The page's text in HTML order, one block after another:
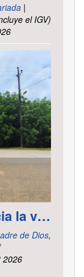
|
el IGV)
Inmueble con frontis hacia la vía al aeropuerto, es un terreno de forma irregular, cuenta con carretera asfaltada ubicado en la Av. Elmer Faucett km. 6.400, área ha. 2.625 distrito Tambopata, provincia Tambopata y departamento Madre de Dios
de Dios,
2026